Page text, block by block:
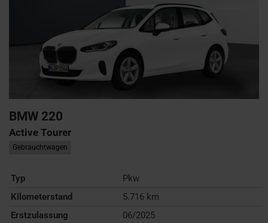
BMW 220
Active Tourer
Gebrauchtwagen
Typ
Pkw
Kilometerstand
5.716 km
Erstzulassung
06/2025